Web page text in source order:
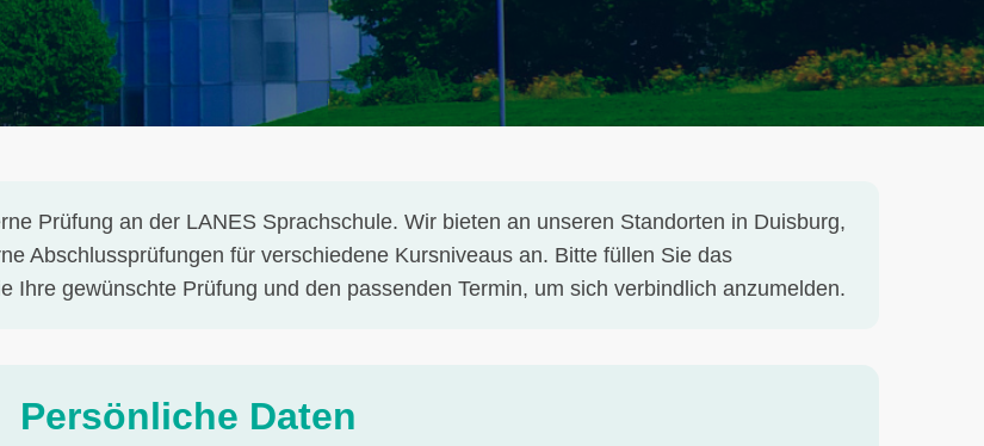
Prüfung an der LANES Sprachschule. Wir bieten an unseren Standorten in Duisburg,
Abschlussprüfungen für verschiedene Kursniveaus an. Bitte füllen Sie das
Ihre gewünschte Prüfung und den passenden Termin, um sich verbindlich anzumelden.
Persönliche Daten